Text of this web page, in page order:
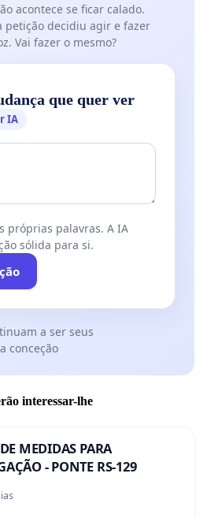
acontece se ficar calado.
petição decidiu agir e fazer
Vai fazer o mesmo?
que quer ver
IA
próprias palavras. A IA
sólida para si.
a ser seus
conceção
interessar-lhe
MEDIDAS PARA
- PONTE RS-129